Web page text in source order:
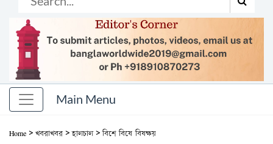
Home > খবরাখবর > হালচাল > বিশে বিষে বিষক্ষয়